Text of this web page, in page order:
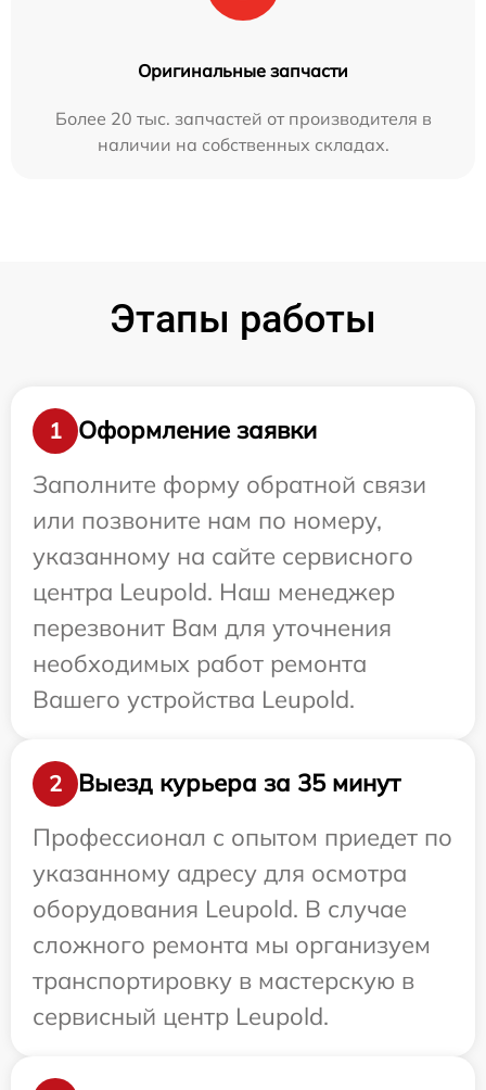
Оригинальные запчасти
Более 20 тыс. запчастей от производителя в
наличии на собственных складах.
Этапы работы
1
Оформление заявки
Заполните форму обратной связи
или позвоните нам по номеру,
указанному на сайте сервисного
центра Leupold. Наш менеджер
перезвонит Вам для уточнения
необходимых работ ремонта
Вашего устройства Leupold.
2
Выезд курьера за 35 минут
Профессионал с опытом приедет по
указанному адресу для осмотра
оборудования Leupold. В случае
сложного ремонта мы организуем
транспортировку в мастерскую в
сервисный центр Leupold.